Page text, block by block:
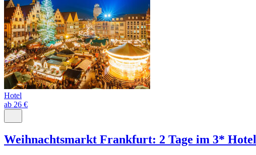
Hotel
ab 26 €
Weihnachtsmarkt Frankfurt: 2 Tage im 3* Hotel